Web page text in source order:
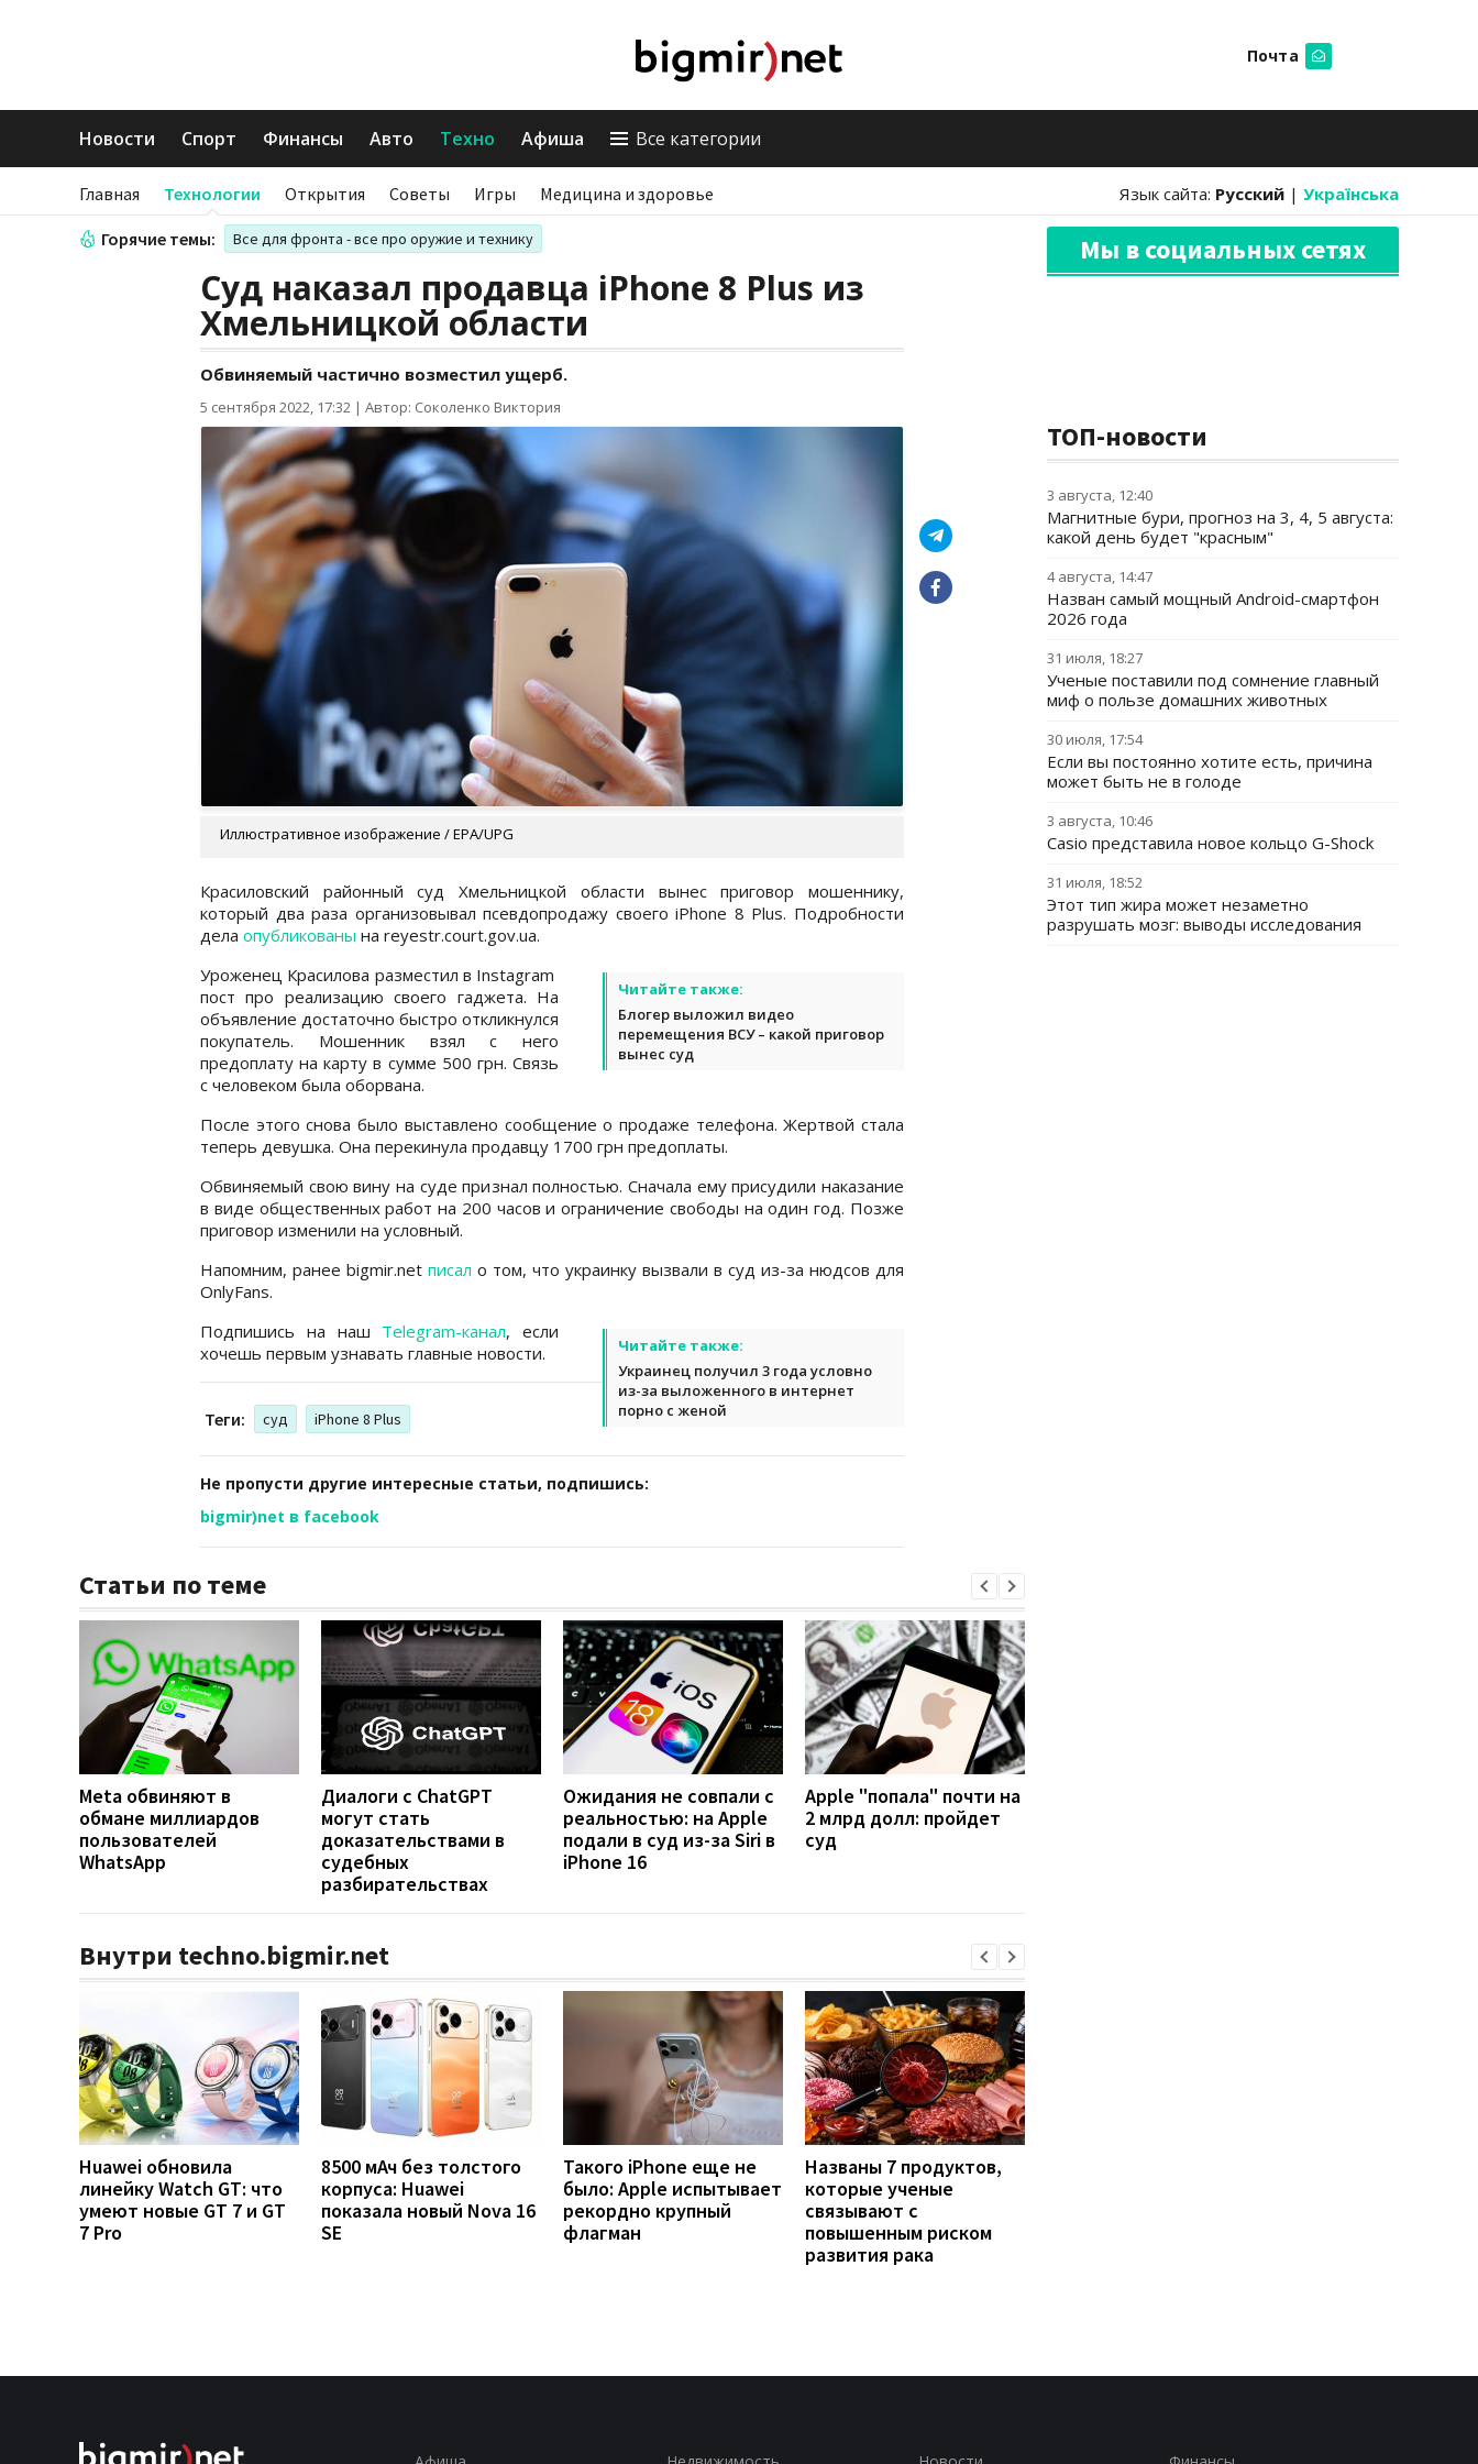
Почта
Новости Спорт Финансы Авто Техно Афиша Все категории
Главная Технологии Открытия Советы Игры Медицина и здоровье Язык сайта: Русский | Українська
Горячие темы: Все для фронта - все про оружие и технику
Суд наказал продавца iPhone 8 Plus из
Хмельницкой области
Обвиняемый частично возместил ущерб.
5 сентября 2022, 17:32 | Автор: Соколенко Виктория
Иллюстративное изображение / EPA/UPG
Красиловский районный суд Хмельницкой области вынес приговор мошеннику,
который два раза организовывал псевдопродажу своего iPhone 8 Plus. Подробности
дела опубликованы на reyestr.court.gov.ua.
Читайте также:
Блогер выложил видео
перемещения ВСУ – какой приговор
вынес суд
Уроженец Красилова разместил в Instagram
пост про реализацию своего гаджета. На
объявление достаточно быстро откликнулся
покупатель. Мошенник взял с него
предоплату на карту в сумме 500 грн. Связь
с человеком была оборвана.
После этого снова было выставлено сообщение о продаже телефона. Жертвой стала
теперь девушка. Она перекинула продавцу 1700 грн предоплаты.
Обвиняемый свою вину на суде признал полностью. Сначала ему присудили наказание
в виде общественных работ на 200 часов и ограничение свободы на один год. Позже
приговор изменили на условный.
Напомним, ранее bigmir.net писал о том, что украинку вызвали в суд из-за нюдсов для
OnlyFans.
Читайте также:
Украинец получил 3 года условно
из-за выложенного в интернет
порно с женой
Подпишись на наш Telegram-канал, если
хочешь первым узнавать главные новости.
Теги: суд iPhone 8 Plus
Не пропусти другие интересные статьи, подпишись:
bigmir)net в facebook
Статьи по теме
Meta обвиняют в
обмане миллиардов
пользователей
WhatsApp
Диалоги с ChatGPT
могут стать
доказательствами в
судебных
разбирательствах
Ожидания не совпали с
реальностью: на Apple
подали в суд из-за Siri в
iPhone 16
Apple "попала" почти на
2 млрд долл: пройдет
суд
Внутри techno.bigmir.net
Huawei обновила
линейку Watch GT: что
умеют новые GT 7 и GT
7 Pro
8500 мАч без толстого
корпуса: Huawei
показала новый Nova 16
SE
Такого iPhone еще не
было: Apple испытывает
рекордно крупный
флагман
Названы 7 продуктов,
которые ученые
связывают с
повышенным риском
развития рака
Мы в социальных сетях
ТОП-новости
3 августа, 12:40
Магнитные бури, прогноз на 3, 4, 5 августа:
какой день будет "красным"
4 августа, 14:47
Назван самый мощный Android-смартфон
2026 года
31 июля, 18:27
Ученые поставили под сомнение главный
миф о пользе домашних животных
30 июля, 17:54
Если вы постоянно хотите есть, причина
может быть не в голоде
3 августа, 10:46
Casio представила новое кольцо G-Shock
31 июля, 18:52
Этот тип жира может незаметно
разрушать мозг: выводы исследования